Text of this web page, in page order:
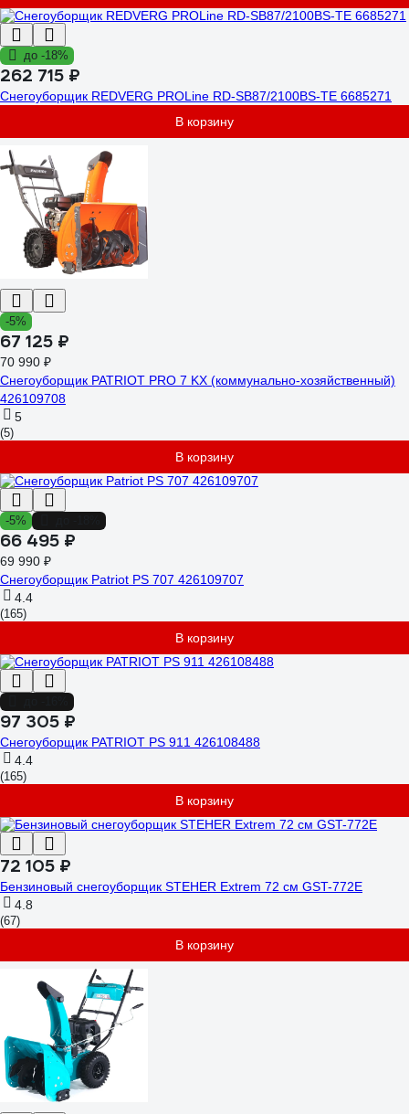
до -18%
262 715 ₽
Снегоуборщик REDVERG PROLine RD-SB87/2100BS-TE 6685271
В корзину
-5%
67 125 ₽
70 990 ₽
Снегоуборщик PATRIOT PRO 7 KX (коммунально-хозяйственный)
426109708
5
(5)
В корзину
-5%
66 495 ₽
69 990 ₽
Снегоуборщик Patriot PS 707 426109707
4.4
(165)
В корзину
97 305 ₽
Снегоуборщик PATRIOT PS 911 426108488
4.4
(165)
В корзину
72 105 ₽
Бензиновый снегоуборщик STEHER Extrem 72 см GST-772E
4.8
(67)
В корзину